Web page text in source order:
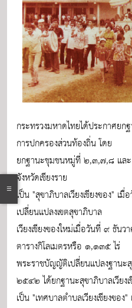
กระทรวงมหาดไทยได้ประกาศยก
การปกครองส่วนท้องถิ่น โดย
ยกฐานะชุมชนหมู่ที่ ๒,๓,๗,๘ และ
จังหวัดเชียงราย
เป็น "สุขาภิบาลเวียงเชียงของ"
เปลี่ยนแปลงเขตสุขาภิบาล
เวียงเชียงของใหม่เมื่อวันที่ ๙
ตารางกิโลเมตรหรือ ๑,๑๓๕ ไร่
พระราชบัญญัติเปลี่ยนแปลงฐานะ
๒๕๔๒ ได้ยกฐานะสุขาภิบาลเวียงเ
เป็น "เทศบาลตำบลเวียงเชียง